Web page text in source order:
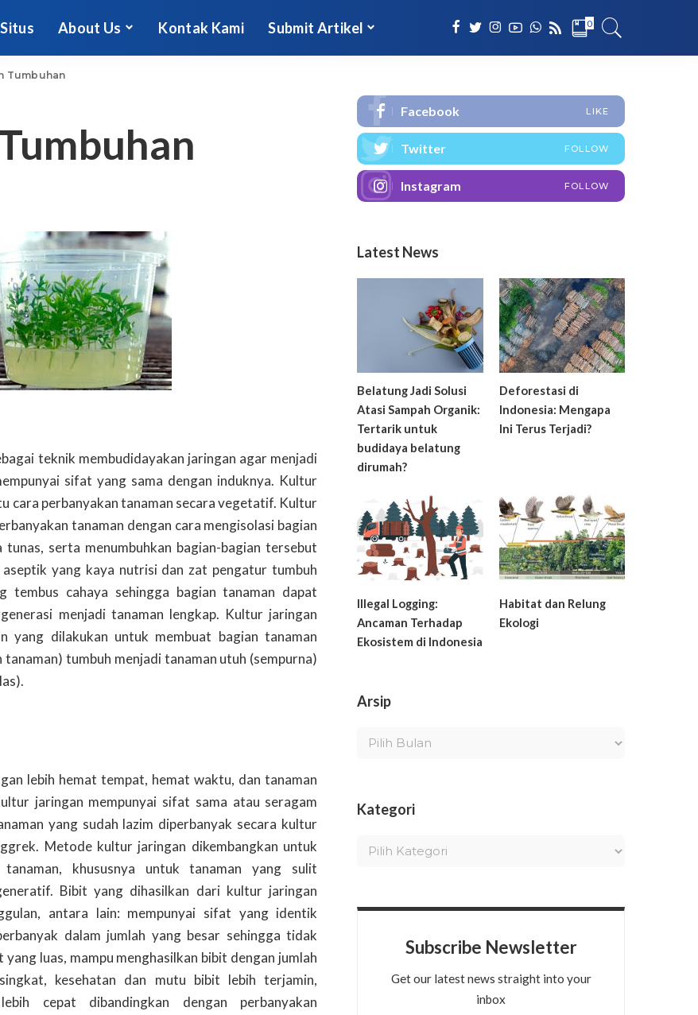
About Us Kontak Kami Submit Artikel 0
Tumbuhan
teknik membudidayakan jaringan agar menjadi
sifat yang sama dengan induknya. Kultur
cara perbanyakan tanaman secara vegetatif. Kultur
tanaman dengan cara mengisolasi bagian
serta menumbuhkan bagian-bagian tersebut
yang kaya nutrisi dan zat pengatur tumbuh
tembus cahaya sehingga bagian tanaman dapat
menjadi tanaman lengkap. Kultur jaringan
yang dilakukan untuk membuat bagian tanaman
tumbuh menjadi tanaman utuh (sempurna)
lebih hemat tempat, hemat waktu, dan tanaman
jaringan mempunyai sifat sama atau seragam
yang sudah lazim diperbanyak secara kultur
Metode kultur jaringan dikembangkan untuk
tanaman, khususnya untuk tanaman yang sulit
Bibit yang dihasilkan dari kultur jaringan
antara lain: mempunyai sifat yang identik
dalam jumlah yang besar sehingga tidak
luas, mampu menghasilkan bibit dengan jumlah
kesehatan dan mutu bibit lebih terjamin,
cepat dibandingkan dengan perbanyakan
Facebook LIKE
Twitter FOLLOW
Instagram FOLLOW
Latest News
Belatung Jadi Solusi
Atasi Sampah Organik:
Tertarik untuk
budidaya belatung
dirumah?
Deforestasi di
Indonesia: Mengapa
Ini Terus Terjadi?
Illegal Logging:
Ancaman Terhadap
Ekosistem di Indonesia
Habitat dan Relung
Ekologi
Arsip
Kategori
Subscribe Newsletter
Get our latest news straight into your
inbox